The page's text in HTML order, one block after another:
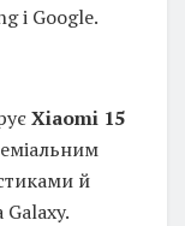
і Google.
Xiaomi 15
й
Galaxy.